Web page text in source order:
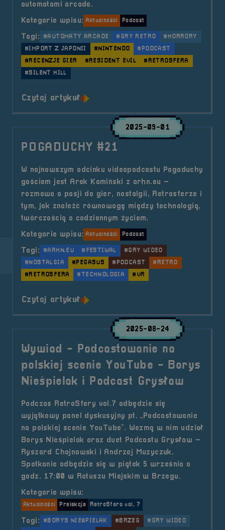
automatami arcade.
Kategorie wpisu: Aktualności Podcast
Tagi: #AUTOMATY ARCADE #GRY RETRO
#HORRORY
#IMPORT Z JAPONII
#NINTENDO
#PODCAST
#RECENZJE GIER
#RESIDENT EVIL
#RETROSFERA
#SILENT HILL
Czytaj artykuło tytule POGADUCHY #22
2025-09-01
POGADUCHY #21
W najnowszym odcinku videopodcastu Pogaduchy
gościem jest Arek Kamiński z arhn.eu –
rozmowa o pasji do gier, nostalgii, Retrosferze i
tym, jak znaleźć równowagę między technologią,
twórczością a codziennym życiem.
Kategorie wpisu: Aktualności Podcast
Tagi: #ARHN.EU #FESTIWAL
#GRY WIDEO
#NOSTALGIA
#PEGASUS #PODCAST
#RETRO
#RETROSFERA
#TECHNOLOGIA #VR
Czytaj artykuło tytule POGADUCHY #21
2025-08-24
Wywiad - Podcastowanie na
polskiej scenie YouTube - Borys
Nieśpielak i Podcast Grysław
Podczas RetroSfery vol.7 odbędzie się
wyjątkowy panel dyskusyjny pt. „Podcastowanie
na polskiej scenie YouTube”. Wezmą w nim udział
Borys Nieśpielak oraz duet Podcastu Grysław –
Ryszard Chojnowski i Andrzej Muzyczuk.
Spotkanie odbędzie się w piątek 5 września o
godz. 17:00 w Ratuszu Miejskim w Brzegu.
Kategorie wpisu:
Aktualności Prelekcje RetroSfera vol. 7
Tagi: #BORYS NIEŚPIELAK #BRZEG
#GRY WIDEO